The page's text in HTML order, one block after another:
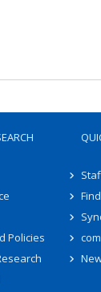
Policies